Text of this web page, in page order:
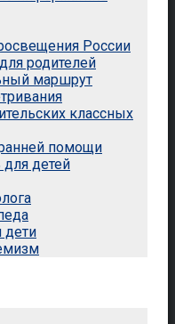
России
родителей
маршрут
классных
помощи
для детей
дети